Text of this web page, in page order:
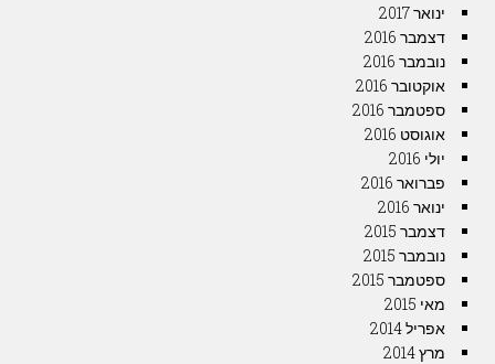
ינואר 2017
דצמבר 2016
נובמבר 2016
אוקטובר 2016
ספטמבר 2016
אוגוסט 2016
יולי 2016
פברואר 2016
ינואר 2016
דצמבר 2015
נובמבר 2015
ספטמבר 2015
מאי 2015
אפריל 2014
מרץ 2014